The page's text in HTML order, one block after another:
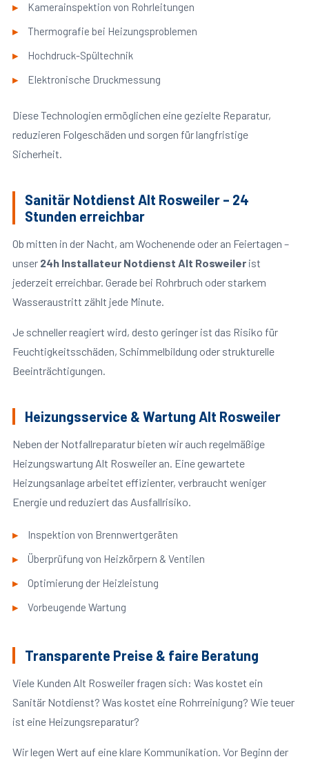
Kamerainspektion von Rohrleitungen
Thermografie bei Heizungsproblemen
Hochdruck-Spültechnik
Elektronische Druckmessung
Diese Technologien ermöglichen eine gezielte Reparatur,
reduzieren Folgeschäden und sorgen für langfristige
Sicherheit.
Sanitär Notdienst Alt Rosweiler – 24
Stunden erreichbar
Ob mitten in der Nacht, am Wochenende oder an Feiertagen –
unser 24h Installateur Notdienst Alt Rosweilerist
jederzeit erreichbar. Gerade bei Rohrbruch oder starkem
Wasseraustritt zählt jede Minute.
Je schneller reagiert wird, desto geringer ist das Risiko für
Feuchtigkeitsschäden, Schimmelbildung oder strukturelle
Beeinträchtigungen.
Heizungsservice & Wartung Alt Rosweiler
Neben der Notfallreparatur bieten wir auch regelmäßige
Heizungswartung Alt Rosweiler an. Eine gewartete
Heizungsanlage arbeitet effizienter, verbraucht weniger
Energie und reduziert das Ausfallrisiko.
Inspektion von Brennwertgeräten
Überprüfung von Heizkörpern & Ventilen
Optimierung der Heizleistung
Vorbeugende Wartung
Transparente Preise & faire Beratung
Viele Kunden Alt Rosweiler fragen sich: Was kostet ein
Sanitär Notdienst? Was kostet eine Rohrreinigung? Wie teuer
ist eine Heizungsreparatur?
Wir legen Wert auf eine klare Kommunikation. Vor Beginn der